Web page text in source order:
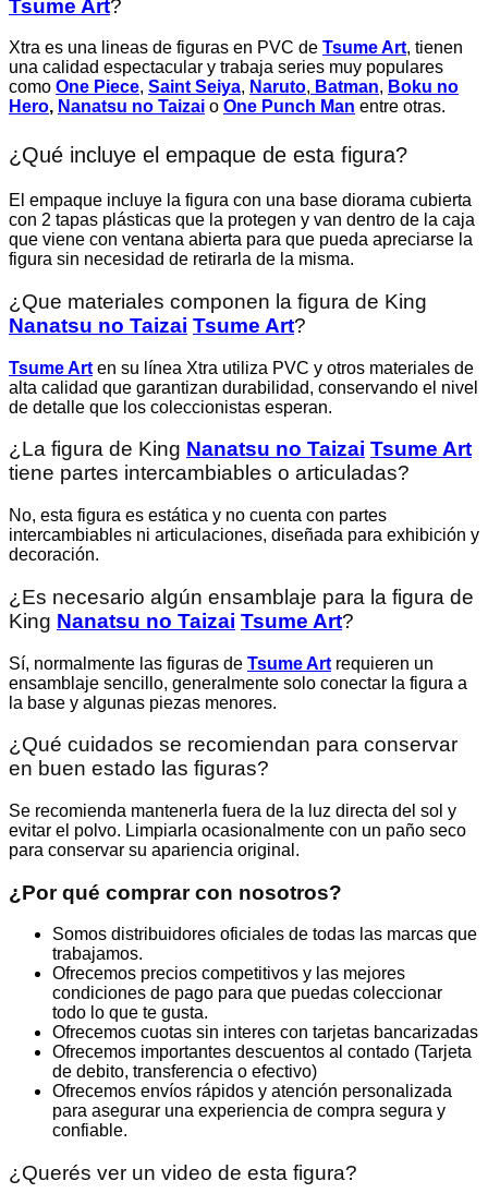
Tsume Art?
Xtra es una lineas de figuras en PVC de Tsume Art, tienen
una calidad espectacular y trabaja series muy populares
como One Piece, Saint Seiya, Naruto, Batman, Boku no
Hero, Nanatsu no Taizai o One Punch Man entre otras.
¿Qué incluye el empaque de esta figura?
El empaque incluye la figura con una base diorama cubierta
con 2 tapas plásticas que la protegen y van dentro de la caja
que viene con ventana abierta para que pueda apreciarse la
figura sin necesidad de retirarla de la misma.
¿Que materiales componen la figura de King
Nanatsu no Taizai Tsume Art?
Tsume Art en su línea Xtra utiliza PVC y otros materiales de
alta calidad que garantizan durabilidad, conservando el nivel
de detalle que los coleccionistas esperan.
¿La figura de King Nanatsu no Taizai Tsume Art
tiene partes intercambiables o articuladas?
No, esta figura es estática y no cuenta con partes
intercambiables ni articulaciones, diseñada para exhibición y
decoración.
¿Es necesario algún ensamblaje para la figura de
King Nanatsu no Taizai Tsume Art?
Sí, normalmente las figuras de Tsume Art requieren un
ensamblaje sencillo, generalmente solo conectar la figura a
la base y algunas piezas menores.
¿Qué cuidados se recomiendan para conservar
en buen estado las figuras?
Se recomienda mantenerla fuera de la luz directa del sol y
evitar el polvo. Limpiarla ocasionalmente con un paño seco
para conservar su apariencia original.
¿Por qué comprar con nosotros?
Somos distribuidores oficiales de todas las marcas que
trabajamos.
Ofrecemos precios competitivos y las mejores
condiciones de pago para que puedas coleccionar
todo lo que te gusta.
Ofrecemos cuotas sin interes con tarjetas bancarizadas
Ofrecemos importantes descuentos al contado (Tarjeta
de debito, transferencia o efectivo)
Ofrecemos envíos rápidos y atención personalizada
para asegurar una experiencia de compra segura y
confiable.
¿Querés ver un video de esta figura?